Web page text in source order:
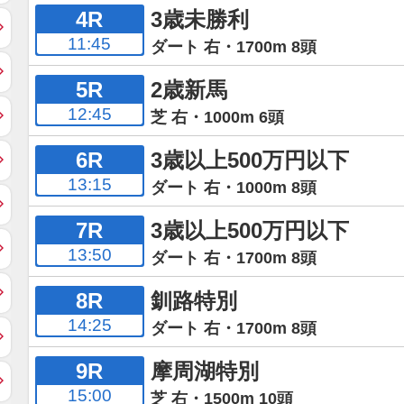
4R
11:45
3歳未勝利
ダート 右・1700m 8頭
5R
12:45
2歳新馬
芝 右・1000m 6頭
6R
13:15
3歳以上500万円以下
ダート 右・1000m 8頭
7R
13:50
3歳以上500万円以下
ダート 右・1700m 8頭
8R
14:25
釧路特別
ダート 右・1700m 8頭
9R
15:00
摩周湖特別
芝 右・1500m 10頭